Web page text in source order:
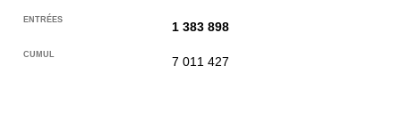
1 383 898
7 011 427